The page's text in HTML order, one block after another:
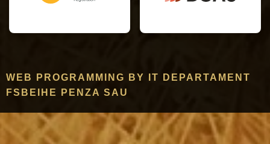
WEB PROGRAMMING BY IT DEPARTAMENT
FSBEIHE PENZA SAU